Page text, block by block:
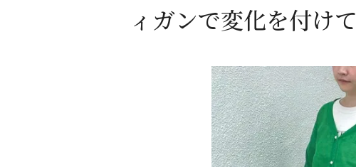
ィガンで変化を付けて